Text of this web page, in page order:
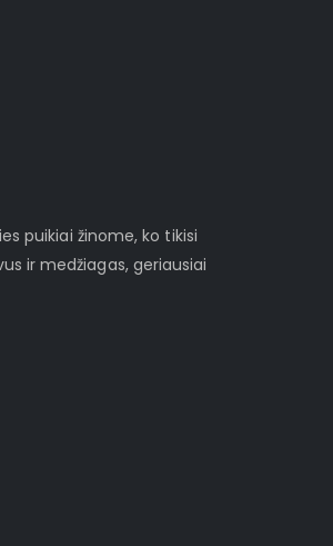
puikiai žinome, ko tikisi
ir medžiagas, geriausiai